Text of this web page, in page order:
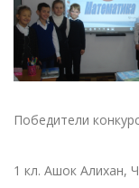
Победители
1 кл. Ашок Алихан,